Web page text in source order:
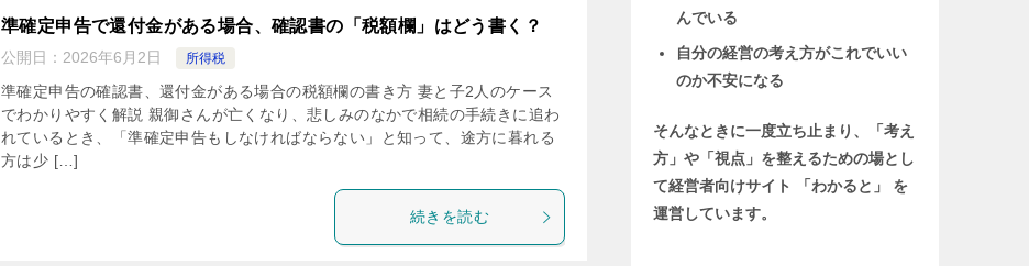
準確定申告で還付金がある場合、確認書の「税額欄」はどう書く？
公開日： 2026年6月2日 所得税
準確定申告の確認書、還付金がある場合の税額欄の書き方 妻と子2人のケース
でわかりやすく解説 親御さんが亡くなり、悲しみのなかで相続の手続きに追わ
れているとき、「準確定申告もしなければならない」と知って、途方に暮れる
方は少 […]
続きを読む
んでいる
自分の経営の考え方がこれでいい
のか不安になる
そんなときに一度立ち止まり、「考え
方」や「視点」を整えるための場とし
て経営者向けサイト 「わかると」 を
運営しています。